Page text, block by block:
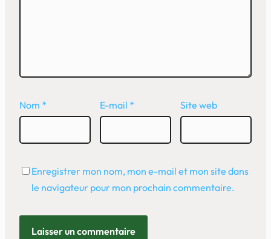
Nom * E-mail * Site web
Enregistrer mon nom, mon e-mail et mon site dans
le navigateur pour mon prochain commentaire.